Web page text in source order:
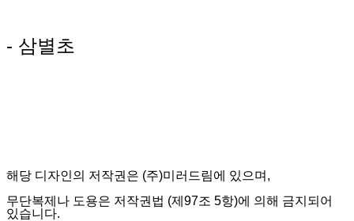
- 삼별초
해당 디자인의 저작권은 (주)미러드림에 있으며,
무단복제나 도용은 저작권법 (제97조 5항)에 의해 금지되어
있습니다.